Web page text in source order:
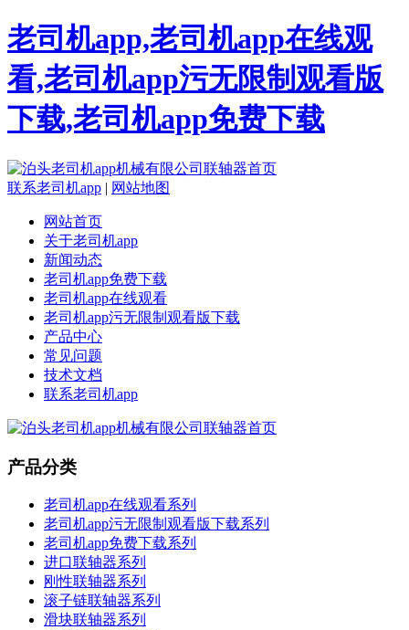
老司机app,老司机app在线观
看,老司机app污无限制观看版
下载,老司机app免费下载
联系老司机app | 网站地图
网站首页
关于老司机app
新闻动态
老司机app免费下载
老司机app在线观看
老司机app污无限制观看版下载
产品中心
常见问题
技术文档
联系老司机app
产品分类
老司机app在线观看系列
老司机app污无限制观看版下载系列
老司机app免费下载系列
进口联轴器系列
刚性联轴器系列
滚子链联轴器系列
滑块联轴器系列